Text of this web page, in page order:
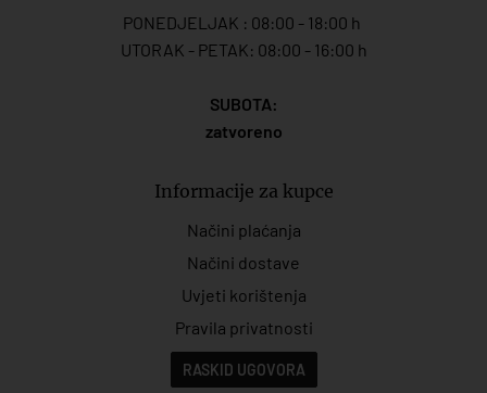
PONEDJELJAK : 08:00 - 18:00 h
UTORAK - PETAK: 08:00 - 16:00 h
SUBOTA:
zatvoreno
Informacije za kupce
Načini plaćanja
Načini dostave
Uvjeti korištenja
Pravila privatnosti
RASKID UGOVORA